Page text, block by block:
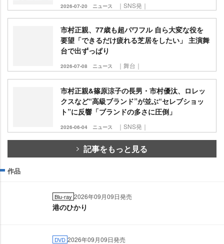
2026-07-20 ニュース ｜SNS発｜
市村正親、77歳も超パワフル 自ら大変な役を
要望「できるだけ疲れる芝居をしたい」 主演舞
台で出ずっぱり
2026-07-08 ニュース ｜舞台｜
市村正親&篠原涼子の長男・市村優汰、ロレッ
クスなど“高級ブランド”が並ぶ“セレブショッ
ト”に反響「ブランドの多さに圧倒」
2026-06-04 ニュース ｜SNS発｜
記事をもっと見る
作品
Blu-ray 2026年09月09日発売
港のひかり
DVD 2026年09月09日発売